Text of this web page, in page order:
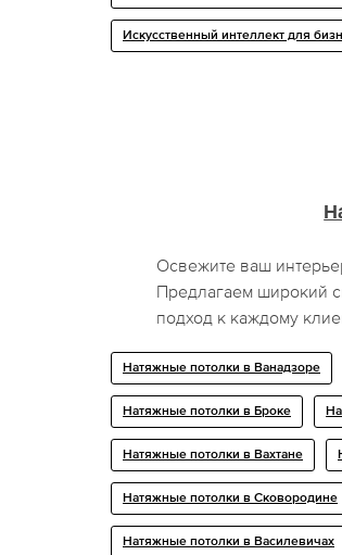
Искусственный интеллект для
Освежите ваш
Предлагаем широкий
подход к каждому
Натяжные потолки в Ванадзоре
Натяжные потолки в Броке
Натяжные потолки в Вахтане
Натяжные потолки в Сковородине
Натяжные потолки в Василевичах